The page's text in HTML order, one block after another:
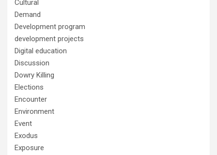
Cultural
Demand
Development program
development projects
Digital education
Discussion
Dowry Killing
Elections
Encounter
Environment
Event
Exodus
Exposure